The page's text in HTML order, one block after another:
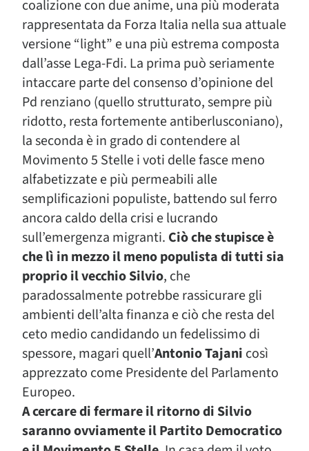
coalizione con due anime, una più moderata
rappresentata da Forza Italia nella sua attuale
versione “light” e una più estrema composta
dall’asse Lega-Fdi. La prima può seriamente
intaccare parte del consenso d’opinione del
Pd renziano (quello strutturato, sempre più
ridotto, resta fortemente antiberlusconiano),
la seconda è in grado di contendere al
Movimento 5 Stelle i voti delle fasce meno
alfabetizzate e più permeabili alle
semplificazioni populiste, battendo sul ferro
ancora caldo della crisi e lucrando
sull’emergenza migranti. Ciò che stupisce è
che lì in mezzo il meno populista di tutti sia
proprio il vecchio Silvio, che
paradossalmente potrebbe rassicurare gli
ambienti dell’alta finanza e ciò che resta del
ceto medio candidando un fedelissimo di
spessore, magari quell’Antonio Tajani così
apprezzato come Presidente del Parlamento
Europeo.
A cercare di fermare il ritorno di Silvio
saranno ovviamente il Partito Democratico